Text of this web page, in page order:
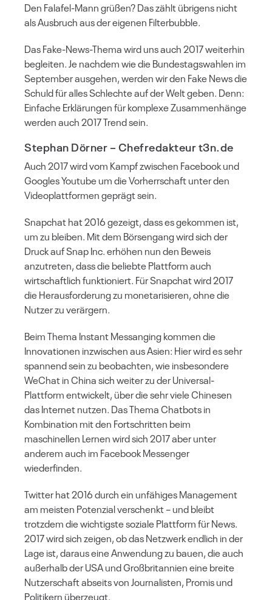
Den Falafel-Mann grüßen? Das zählt übrigens nicht
als Ausbruch aus der eigenen Filterbubble.
Das Fake-News-Thema wird uns auch 2017 weiterhin
begleiten. Je nachdem wie die Bundestagswahlen im
September ausgehen, werden wir den Fake News die
Schuld für alles Schlechte auf der Welt geben. Denn:
Einfache Erklärungen für komplexe Zusammenhänge
werden auch 2017 Trend sein.
Stephan Dörner – Chefredakteur t3n.de
Auch 2017 wird vom Kampf zwischen Facebook und
Googles Youtube um die Vorherrschaft unter den
Videoplattformen geprägt sein.
Snapchat hat 2016 gezeigt, dass es gekommen ist,
um zu bleiben. Mit dem Börsengang wird sich der
Druck auf Snap Inc. erhöhen nun den Beweis
anzutreten, dass die beliebte Plattform auch
wirtschaftlich funktioniert. Für Snapchat wird 2017
die Herausforderung zu monetarisieren, ohne die
Nutzer zu verärgern.
Beim Thema Instant Messanging kommen die
Innovationen inzwischen aus Asien: Hier wird es sehr
spannend sein zu beobachten, wie insbesondere
WeChat in China sich weiter zu der Universal-
Plattform entwickelt, über die sehr viele Chinesen
das Internet nutzen. Das Thema Chatbots in
Kombination mit den Fortschritten beim
maschinellen Lernen wird sich 2017 aber unter
anderem auch im Facebook Messenger
wiederfinden.
Twitter hat 2016 durch ein unfähiges Management
am meisten Potenzial verschenkt – und bleibt
trotzdem die wichtigste soziale Plattform für News.
2017 wird sich zeigen, ob das Netzwerk endlich in der
Lage ist, daraus eine Anwendung zu bauen, die auch
außerhalb der USA und Großbritannien eine breite
Nutzerschaft abseits von Journalisten, Promis und
Politikern überzeugt.